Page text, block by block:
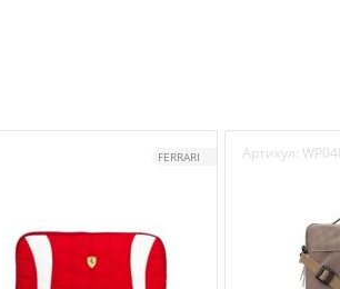
FERRARI Артикул: